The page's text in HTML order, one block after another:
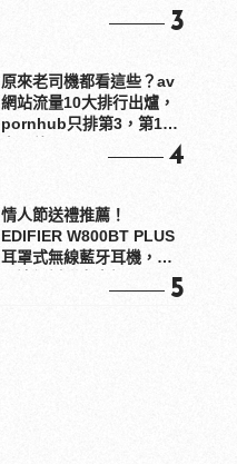
3
原來老司機都看這些？av
網站流量10大排行出爐，
pornhub只排第3，第1名
4
情人節送禮推薦！
EDIFIER W800BT PLUS
耳罩式無線藍牙耳機，在
5